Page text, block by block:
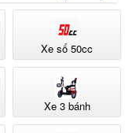
Xe số 50cc
Xe 3 bánh